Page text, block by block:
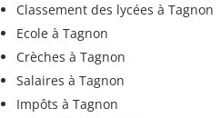
Classement des lycées à Tagnon
Ecole à Tagnon
Crèches à Tagnon
Salaires à Tagnon
Impôts à Tagnon